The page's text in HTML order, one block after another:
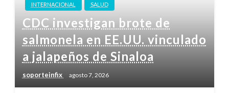
INTERNACIONAL SALUD
CDC investigan brote de
salmonela en EE.UU. vinculado
a jalapeños de Sinaloa
soporteinfix agosto 7, 2026